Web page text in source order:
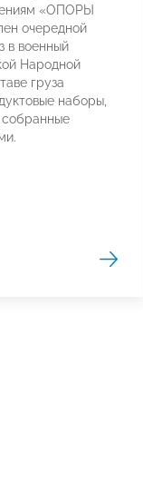
«ОПОРЫ
очередной
в военный
Народной
груза
наборы,
собранные